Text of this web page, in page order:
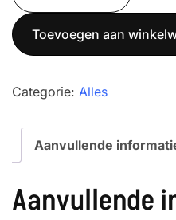
aantal
Toevoegen aan
Categorie: Alles
Aanvullende
Aanvullende